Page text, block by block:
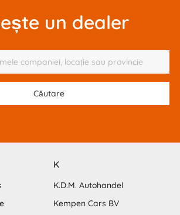
un dealer
K
K.D.M. Autohandel
Kempen Cars BV